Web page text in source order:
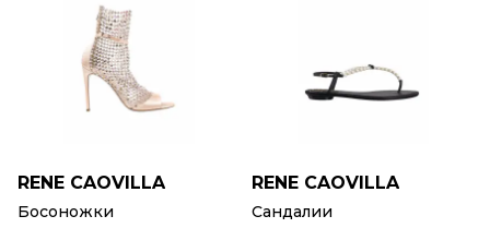
RENE CAOVILLA
Босоножки
RENE CAOVILLA
Сандалии